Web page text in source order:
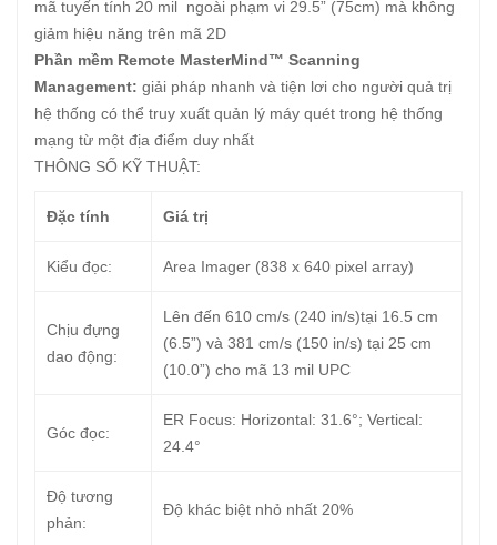
mã tuyến tính 20 mil ngoài phạm vi 29.5” (75cm) mà không
giảm hiệu năng trên mã 2D
Phần mềm Remote MasterMind™ Scanning
Management: giải pháp nhanh và tiện lơi cho người quả trị
hệ thống có thể truy xuất quản lý máy quét trong hệ thống
mạng từ một địa điểm duy nhất
THÔNG SỐ KỸ THUẬT:
Đặc tính Giá trị
Kiểu đọc: Area Imager (838 x 640 pixel array)
Chịu đựng
dao động:
Lên đến 610 cm/s (240 in/s)tại 16.5 cm
(6.5”) và 381 cm/s (150 in/s) tại 25 cm
(10.0”) cho mã 13 mil UPC
Góc đọc:
ER Focus: Horizontal: 31.6°; Vertical:
24.4°
Độ tương
phản:
Độ khác biệt nhỏ nhất 20%